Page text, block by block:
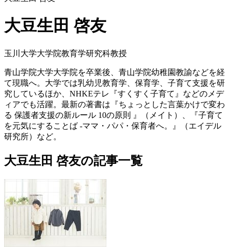
大豆生田 啓友
玉川大学大学院教育学研究科教授
青山学院大学大学院を卒業後、青山学院幼稚園教諭などを経
て現職へ。大学では乳幼児教育学、保育学、子育て支援を研
究しているほか、NHKEテレ『すくすく子育て』などのメデ
ィアでも活躍。最新の著書は『ちょっとした言葉かけで変わ
る 保護者支援の新ルール 10の原則 』（メイト）、『子育て
を元気にすることば ‐ママ・パパ・保育者へ。』（エイデル
研究所）など。
大豆生田 啓友の記事一覧